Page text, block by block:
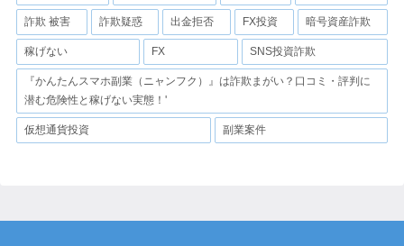
詐欺 被害 詐欺疑惑 出金拒否 FX投資 暗号資産詐欺
稼げない FX SNS投資詐欺
『かんたんスマホ副業（ニャンフク）』は詐欺まがい？口コミ・評判に
潜む危険性と稼げない実態！'
仮想通貨投資 副業案件